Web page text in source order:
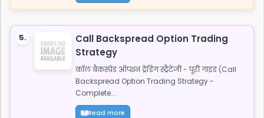
5.
Call Backspread Option Trading
Strategy
कॉल बैकस्प्रेड ऑप्शन ट्रेडिंग स्ट्रैटेजी - पूरी गाइड (Call
Backspread Option Trading Strategy -
Complete...
Read more